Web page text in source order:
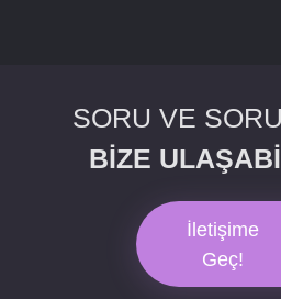
SORU VE
BİZE
İletişime
Geç!